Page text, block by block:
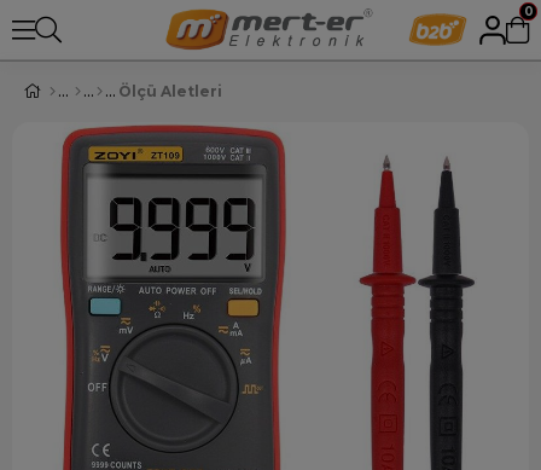
0
Ölçü Aletleri